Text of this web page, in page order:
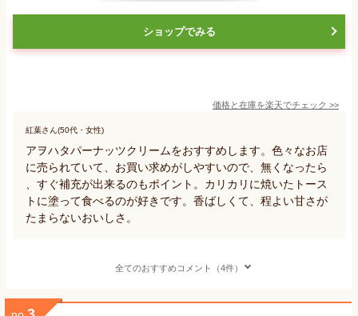
ショップでみる
価格と在庫を楽天でチェック >>
紅葉さん(50代・女性)
アヲハタパーナッツクリームをおすすめします。色々なお店
に売られていて、お買い求めがしやすいので、無くなったら
、すぐ補充が出来るのもポイント。カリカリに焼いたトース
トに塗って食べるのが好きです。香ばしくて、程よい甘さが
たまらないおいしさ。
全てのおすすめコメント（4件）